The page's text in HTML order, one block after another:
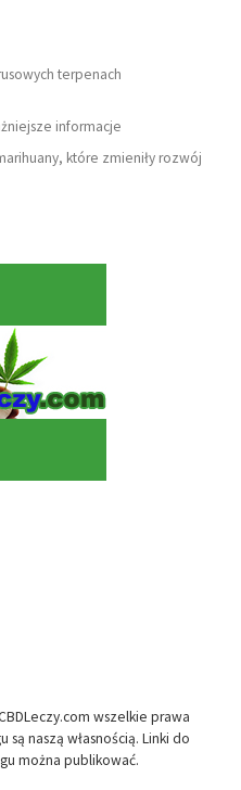
terpenach
informacje
które zmieniły rozwój
wszelkie prawa
są naszą własnością. Linki do
można publikować.